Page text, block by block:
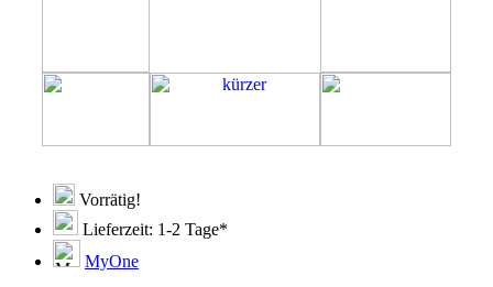
Vorrätig!
Lieferzeit: 1-2 Tage*
MyOne